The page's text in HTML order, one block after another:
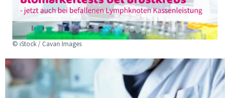
© iStock / Cavan Images